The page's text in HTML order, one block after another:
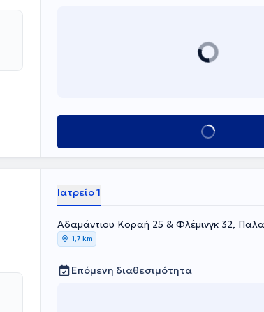
Κλείσε ραντεβού
Ιατρείο 1
Αδαμάντιου Κοραή 25 & Φλέμινγκ 32,
1,7 km
Επόμενη διαθεσιμότητα